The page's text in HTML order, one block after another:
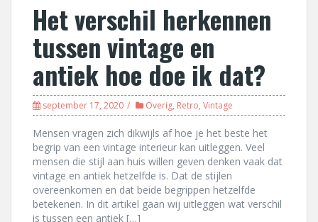
Het verschil herkennen
tussen vintage en
antiek hoe doe ik dat?
september 17, 2020 Overig, Retro, Vintage
Mensen vragen zich dikwijls af hoe je het beste het
begrip van een vintage interieur kan uitleggen. Veel
mensen die stijl aan huis willen geven denken vaak dat
vintage en antiek hetzelfde is. Dat de stijlen
overeenkomen en dat beide begrippen hetzelfde
betekenen. In dit artikel gaan wij uitleggen wat verschil
is tussen een antiek […]